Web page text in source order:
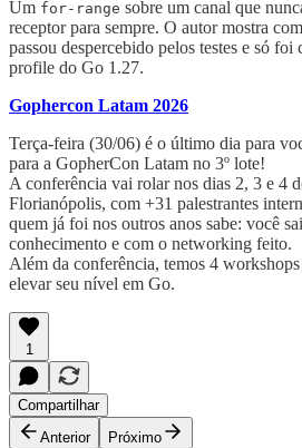
Um for-range sobre um canal que
receptor para sempre. O autor mostra
passou despercebido pelos testes e só
profile do Go 1.27.
Gophercon Latam 2026
Terça-feira (30/06) é o último dia para
para a GopherCon Latam no 3º lote!
A conferência vai rolar nos dias 2, 3 e 4
Florianópolis, com +31 palestrantes
quem já foi nos outros anos sabe: você
conhecimento e com o networking feito.
Além da conferência, temos 4
elevar seu nível em Go.
1
Compartilhar
Anterior
Próximo